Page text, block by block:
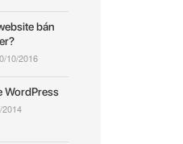
bán
10/2016
WordPress
2014